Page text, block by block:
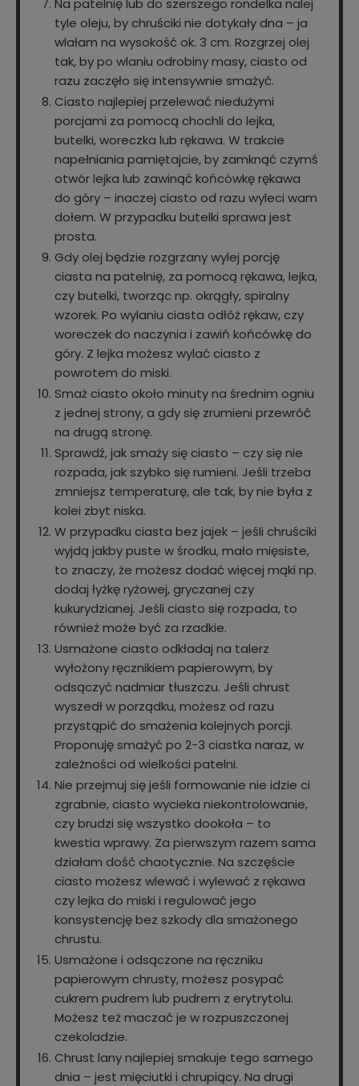
Na patelnię lub do szerszego rondelka nalej
tyle oleju, by chruściki nie dotykały dna – ja
wlałam na wysokość ok. 3 cm. Rozgrzej olej
tak, by po wlaniu odrobiny masy, ciasto od
razu zaczęło się intensywnie smażyć.
Ciasto najlepiej przelewać niedużymi
porcjami za pomocą chochli do lejka,
butelki, woreczka lub rękawa. W trakcie
napełniania pamiętajcie, by zamknąć czymś
otwór lejka lub zawinąć końcówkę rękawa
do góry – inaczej ciasto od razu wyleci wam
dołem. W przypadku butelki sprawa jest
prosta.
Gdy olej będzie rozgrzany wylej porcję
ciasta na patelnię, za pomocą rękawa, lejka,
czy butelki, tworząc np. okrągły, spiralny
wzorek. Po wylaniu ciasta odłóż rękaw, czy
woreczek do naczynia i zawiń końcówkę do
góry. Z lejka możesz wylać ciasto z
powrotem do miski.
Smaż ciasto około minuty na średnim ogniu
z jednej strony, a gdy się zrumieni przewróć
na drugą stronę.
Sprawdź, jak smaży się ciasto – czy się nie
rozpada, jak szybko się rumieni. Jeśli trzeba
zmniejsz temperaturę, ale tak, by nie była z
kolei zbyt niska.
W przypadku ciasta bez jajek – jeśli chruściki
wyjdą jakby puste w środku, mało mięsiste,
to znaczy, że możesz dodać więcej mąki np.
dodaj łyżkę ryżowej, gryczanej czy
kukurydzianej. Jeśli ciasto się rozpada, to
również może być za rzadkie.
Usmażone ciasto odkładaj na talerz
wyłożony ręcznikiem papierowym, by
odsączyć nadmiar tłuszczu. Jeśli chrust
wyszedł w porządku, możesz od razu
przystąpić do smażenia kolejnych porcji.
Proponuję smażyć po 2-3 ciastka naraz, w
zależności od wielkości patelni.
Nie przejmuj się jeśli formowanie nie idzie ci
zgrabnie, ciasto wycieka niekontrolowanie,
czy brudzi się wszystko dookoła – to
kwestia wprawy. Za pierwszym razem sama
działam dość chaotycznie. Na szczęście
ciasto możesz wlewać i wylewać z rękawa
czy lejka do miski i regulować jego
konsystencję bez szkody dla smażonego
chrustu.
Usmażone i odsączone na ręczniku
papierowym chrusty, możesz posypać
cukrem pudrem lub pudrem z erytrytolu.
Możesz też maczać je w rozpuszczonej
czekoladzie.
Chrust lany najlepiej smakuje tego samego
dnia – jest mięciutki i chrupiący. Na drugi